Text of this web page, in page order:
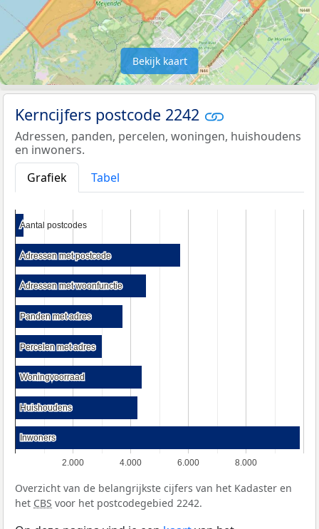
Bekijk kaart
Kerncijfers postcode 2242
Adressen, panden, percelen, woningen, huishoudens
en inwoners.
Grafiek
Tabel
2.000 4.000 6.000 8.000
Aantal postcodes
Aantal postcodes
Adressen met postcode
Adressen met postcode
Adressen met woonfunctie
Adressen met woonfunctie
Panden met adres
Panden met adres
Percelen met adres
Percelen met adres
Woningvoorraad
Woningvoorraad
Huishoudens
Huishoudens
Inwoners
Inwoners
Overzicht van de belangrijkste cijfers van het Kadaster en
het CBS voor het postcodegebied 2242.